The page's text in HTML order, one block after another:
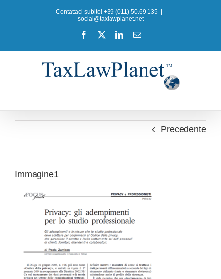
Contattaci subito! +39 (011) 50.69.135
social@taxlawplanet.net
Facebook LinkedInEmail
Precedente
Immagine1